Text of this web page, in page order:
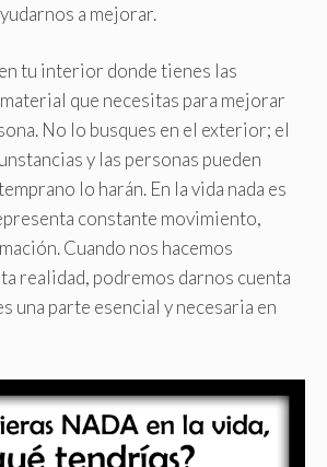
a mejorar.
tu interior donde tienes las
que necesitas para mejorar
. No lo busques en el exterior; el
y las personas pueden
lo harán. En la vida nada es
constante movimiento,
Cuando nos hacemos
realidad, podremos darnos cuenta
una parte esencial y necesaria en